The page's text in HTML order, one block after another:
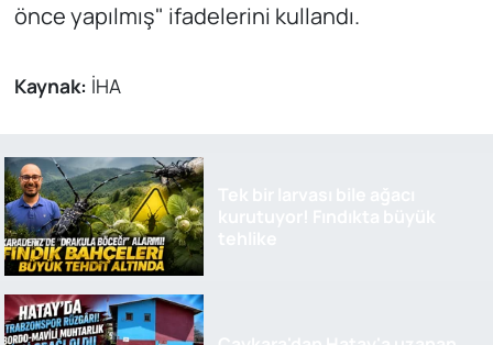
önce yapılmış" ifadelerini kullandı.
Kaynak: İHA